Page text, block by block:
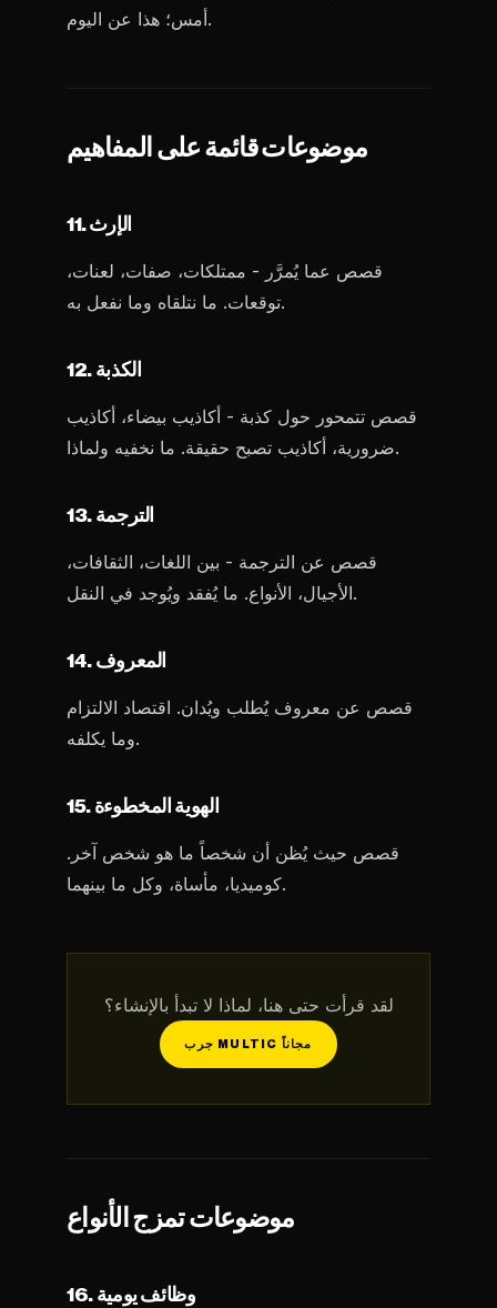
أمس؛ هذا عن اليوم.
موضوعات قائمة على المفاهيم
11. الإرث
قصص عما يُمرَّر - ممتلكات، صفات، لعنات،
توقعات. ما نتلقاه وما نفعل به.
12. الكذبة
قصص تتمحور حول كذبة - أكاذيب بيضاء، أكاذيب
ضرورية، أكاذيب تصبح حقيقة. ما نخفيه ولماذا.
13. الترجمة
قصص عن الترجمة - بين اللغات، الثقافات،
الأجيال، الأنواع. ما يُفقد ويُوجد في النقل.
14. المعروف
قصص عن معروف يُطلب ويُدان. اقتصاد الالتزام
وما يكلفه.
15. الهوية المخطوءة
قصص حيث يُظن أن شخصاً ما هو شخص آخر.
كوميديا، مأساة، وكل ما بينهما.
لقد قرأت حتى هنا، لماذا لا تبدأ بالإنشاء؟
جرب MULTIC مجاناً
موضوعات تمزج الأنواع
16. وظائف يومية